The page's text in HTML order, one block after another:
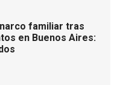
familiar tras
en Buenos Aires: